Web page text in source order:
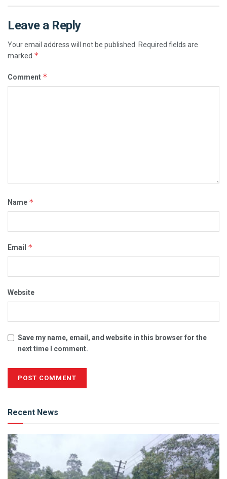
Leave a Reply
Your email address will not be published.
Required fields are
marked *
Comment *
Name *
Email *
Website
Save my name, email, and website in this browser for the
next time I comment.
Recent News